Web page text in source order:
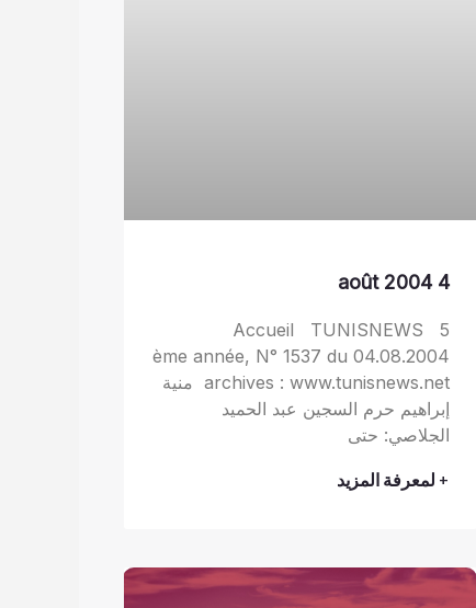
4 août 2004
Accueil TUNISNEWS 5
ème année, N° 1537 du 04.08.2004
archives : www.tunisnews.net منية
إبراهيم حرم السجين عبد الحميد
الجلاصي: حتى
+ لمعرفة المزيد